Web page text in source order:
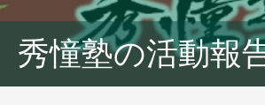
秀憧塾の活動報